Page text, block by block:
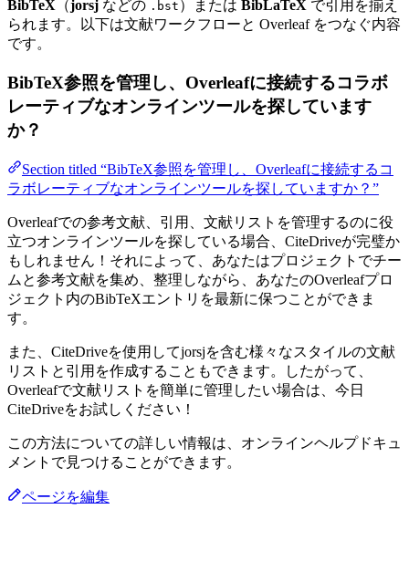
BibTeX （jorsj などの .bst ）または BibLaTeX で引用を揃え
られます。以下は文献ワークフローと Overleaf をつなぐ内容
です。
BibTeX参照を管理し、Overleafに接続するコラボ
レーティブなオンラインツールを探しています
か？
Section titled “BibTeX参照を管理し、Overleafに接続するコ
ラボレーティブなオンラインツールを探していますか？”
Overleafでの参考文献、引用、文献リストを管理するのに役
立つオンラインツールを探している場合、CiteDriveが完璧か
もしれません！それによって、あなたはプロジェクトでチー
ムと参考文献を集め、整理しながら、あなたのOverleafプロ
ジェクト内のBibTeXエントリを最新に保つことができま
す。
また、CiteDriveを使用してjorsjを含む様々なスタイルの文献
リストと引用を作成することもできます。したがって、
Overleafで文献リストを簡単に管理したい場合は、今日
CiteDriveをお試しください！
この方法についての詳しい情報は、オンラインヘルプドキュ
メントで見つけることができます。
ページを編集